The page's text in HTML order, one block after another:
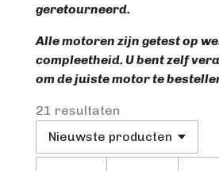
geretourneerd.
Alle motoren zijn getest op
compleetheid. U bent zelf
om de juiste motor te
21 resultaten